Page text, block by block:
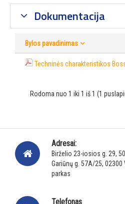
Dokumentacija
Bylos pavadinimas
Techninės charakteristikos
Rodoma nuo 1 iki 1 iš 1 (1
Adresai:
Birželio 23-iosios g. 29,
Gariūnų g. 57A/25,
parkas
Telefonas